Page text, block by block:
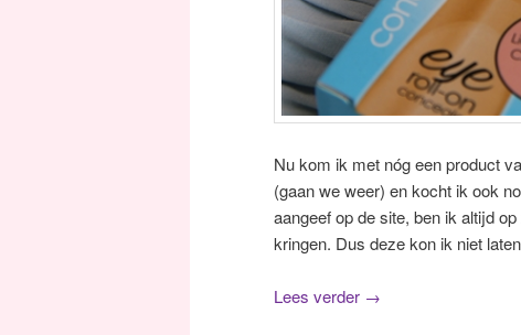
Nu kom ik met nóg een product
(gaan we weer) en kocht ik ook
aangeef op de site, ben ik altijd
kringen. Dus deze kon ik niet
Lees verder →